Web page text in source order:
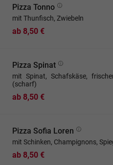
Pizza Tonno
mit Thunfisch, Zwiebeln
ab 8,50 €
Pizza Spinat
mit Spinat, Schafskäse,
(scharf)
ab 8,50 €
Pizza Sofia Loren
mit Schinken, Champignons,
ab 8,50 €